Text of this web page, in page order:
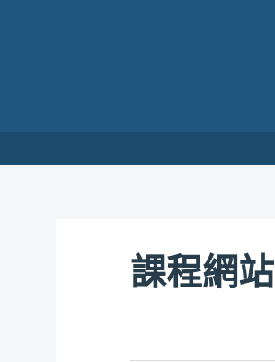
課程網站